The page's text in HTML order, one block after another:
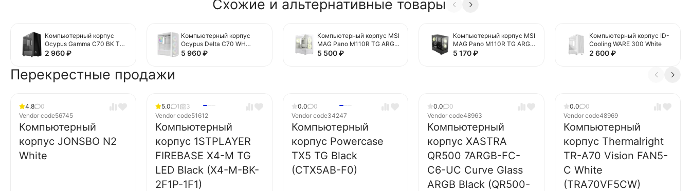
Схожие и альтернативные товары
Компьютерный корпус
Ocypus Gamma C70 BK TG
Black (Gamma-C70-
2 960₽
Компьютерный корпус
Ocypus Delta C70 WH
ARGB White (Delta-C70-
5 960₽
Компьютерный корпус MSI
MAG Pano M110R TG ARGB
White (306-7G33W21-JA4)
5 500₽
Компьютерный корпус MSI
MAG Pano M110R TG ARGB
Black (306-7G33R21-JA4)
5 170₽
Компьютерный корпус ID-
Cooling WARE 300 White
2 600₽
Перекрестные продажи
4.8
0
Vendor code56745
Компьютерный
корпус JONSBO N2
White
5.0 1
3
Vendor code51612
Компьютерный
корпус 1STPLAYER
FIREBASE X4-M TG
LED Black (X4-M-BK-
2F1P-1F1)
0.0
0
Vendor code34247
Компьютерный
корпус Powercase
TX5 TG Black
(CTX5AB-F0)
0.0
0
Vendor code48963
Компьютерный
корпус XASTRA
QR500 7ARGB-FC-
C6-UC Curve Glass
ARGB Black (QR500-
0.0
0
Vendor code48969
Компьютерный
корпус Thermalright
TR-A70 Vision FAN5-
C White
(TRA70VF5CW)